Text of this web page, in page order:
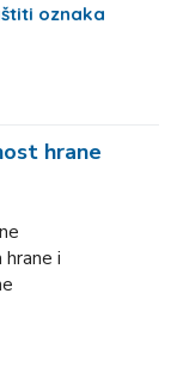
oznaka
hrane
i